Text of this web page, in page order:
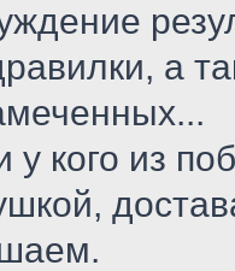
а
у кого из